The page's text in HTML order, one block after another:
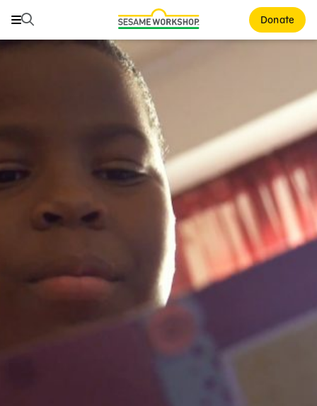
Buscar Donate
Buscar
Family Resources
Courses and Webinars
Our Work
About Us